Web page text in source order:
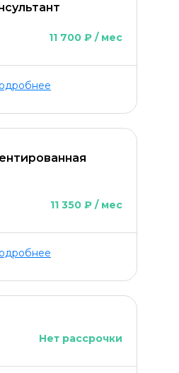
11 700 ₽ / мес
11 350 ₽ / мес
Нет рассрочки